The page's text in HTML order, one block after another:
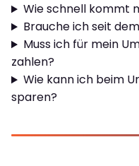
Wie schnell kommt
Brauche ich seit
Muss ich für mein
zahlen?
Wie kann ich beim
sparen?